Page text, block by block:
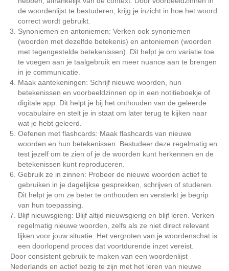
de woordenlijst te bestuderen, krijg je inzicht in hoe het woord
correct wordt gebruikt.
Synoniemen en antoniemen: Verken ook synoniemen
(woorden met dezelfde betekenis) en antoniemen (woorden
met tegengestelde betekenissen). Dit helpt je om variatie toe
te voegen aan je taalgebruik en meer nuance aan te brengen
in je communicatie.
Maak aantekeningen: Schrijf nieuwe woorden, hun
betekenissen en voorbeeldzinnen op in een notitieboekje of
digitale app. Dit helpt je bij het onthouden van de geleerde
vocabulaire en stelt je in staat om later terug te kijken naar
wat je hebt geleerd.
Oefenen met flashcards: Maak flashcards van nieuwe
woorden en hun betekenissen. Bestudeer deze regelmatig en
test jezelf om te zien of je de woorden kunt herkennen en de
betekenissen kunt reproduceren.
Gebruik ze in zinnen: Probeer de nieuwe woorden actief te
gebruiken in je dagelijkse gesprekken, schrijven of studeren.
Dit helpt je om ze beter te onthouden en versterkt je begrip
van hun toepassing.
Blijf nieuwsgierig: Blijf altijd nieuwsgierig en blijf leren. Verken
regelmatig nieuwe woorden, zelfs als ze niet direct relevant
lijken voor jouw situatie. Het vergroten van je woordenschat is
een doorlopend proces dat voortdurende inzet vereist.
Door consistent gebruik te maken van een woordenlijst
Nederlands en actief bezig te zijn met het leren van nieuwe